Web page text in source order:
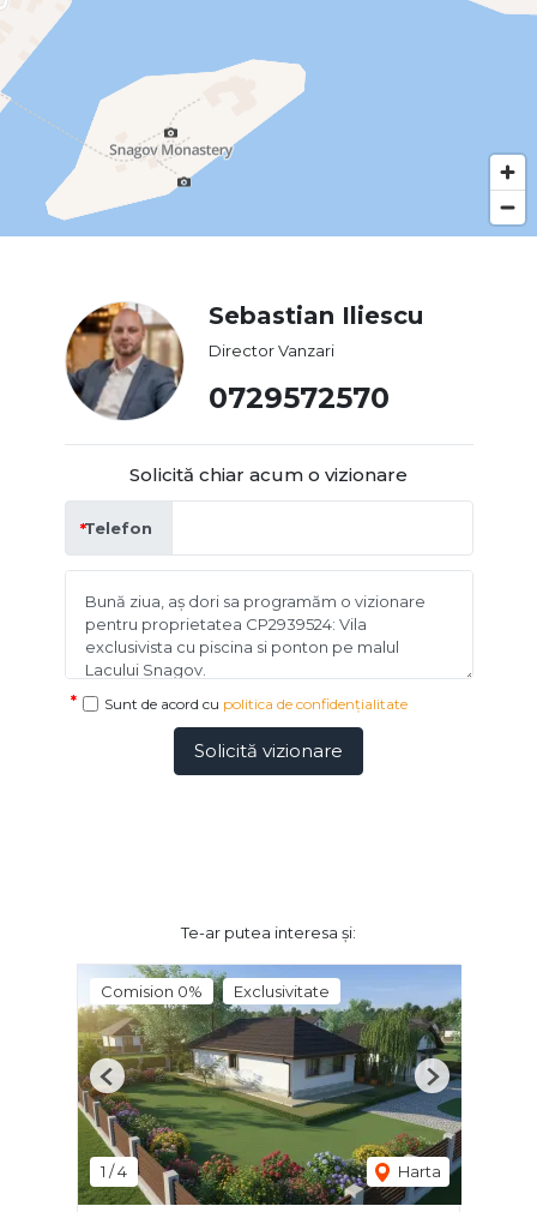
Sebastian Iliescu
Director Vanzari
0729572570
Solicită chiar acum o vizionare
Telefon
Sunt de acord cu politica de confidențialitate
Solicită vizionare
Te-ar putea interesa și:
Comision 0% Exclusivitate
1 /4 Harta
Previous Next